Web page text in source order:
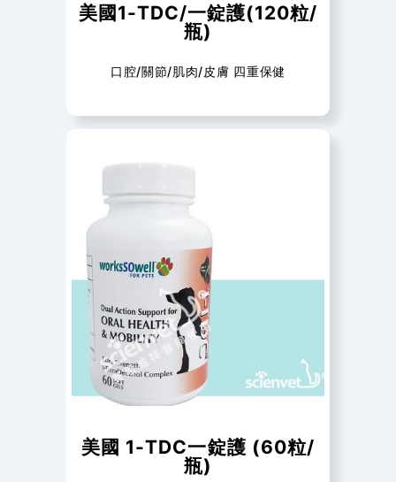
美國1-TDC/一錠護(120粒/
瓶)
口腔/關節/肌肉/皮膚 四重保健
美國 1-TDC一錠護 (60粒/
瓶)